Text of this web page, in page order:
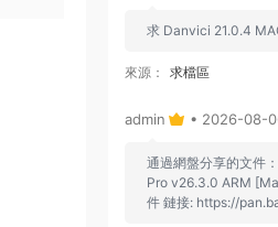
求 Danvici 21.0.4
來源： 求檔區
admin • 2026-08-
通過網盤分享的文件
Pro v26.3.0 ARM
件 鏈接: https://